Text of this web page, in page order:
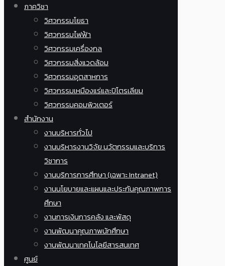
ภาควิชา
วิศวกรรมโยธา
วิศวกรรมไฟฟ้า
วิศวกรรมเครื่องกล
วิศวกรรมสิ่งแวดล้อม
วิศวกรรมอุตสาหการ
วิศวกรรมเหมืองแร่และปิโตรเลียม
วิศวกรรมคอมพิวเตอร์
สำนักงาน
งานบริหารทั่วไป
งานบริหารงานวิจัย นวัตกรรมและบริการ
วิชาการ
งานบริการการศึกษา (เฉพาะ Intranet)
งานนโยบายและแผนและประกันคุณภาพการ
ศึกษา
งานการเงินการคลัง และพัสดุ
งานพัฒนาคุณภาพนักศึกษา
งานพัฒนาเทคโนโลยีสารสนเทศ
ศูนย์